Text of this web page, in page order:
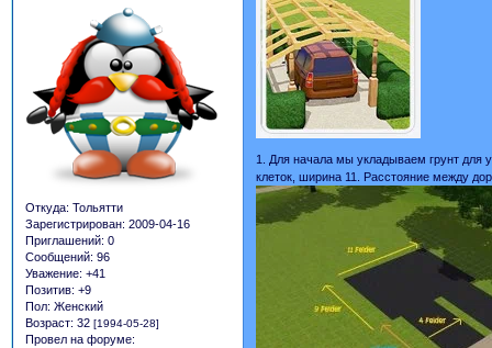
Откуда: Тольятти
Зарегистрирован: 2009-04-16
Приглашений: 0
Сообщений: 96
Уважение: +41
Позитив: +9
Пол: Женский
Возраст: 32 [1994-05-28]
Провел на форуме:
1. Для начала мы укладываем грунт для
клеток, ширина 11. Расстояние между